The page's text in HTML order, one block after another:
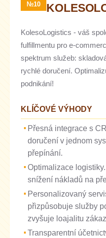
№10
KolesoLogistics - váš
fulfillmentu pro e-
spektrum služeb:
rychlé doručení.
podnikání!
KLÍČOVÉ VÝHODY
Přesná integrace s
doručení v jednom
přepínání.
Optimalizace
snížení nákladů na
Personalizovaný
přizpůsobuje služby
zvyšuje loajalitu
Transparentní